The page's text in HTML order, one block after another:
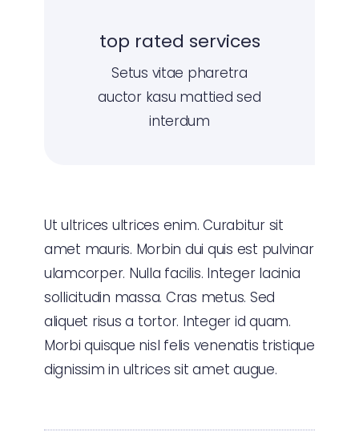
top rated services
Setus vitae pharetra
auctor kasu mattied sed
interdum
Ut ultrices ultrices enim. Curabitur sit
amet mauris. Morbin dui quis est pulvinar
ulamcorper. Nulla facilis. Integer lacinia
sollicitudin massa. Cras metus. Sed
aliquet risus a tortor. Integer id quam.
Morbi quisque nisl felis venenatis tristique
dignissim in ultrices sit amet augue.